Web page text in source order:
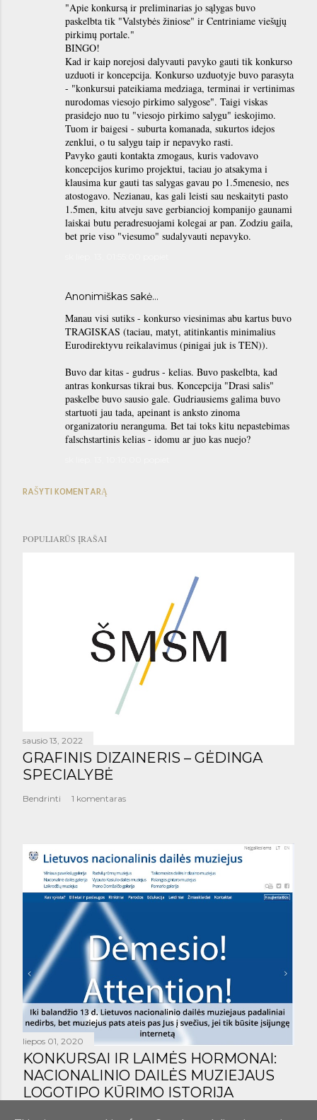
"Apie konkursą ir preliminarias jo sąlygas buvo
paskelbta tik "Valstybės žiniose" ir Centriniame viešųjų
pirkimų portale."
BINGO!
Kad ir kaip norejosi dalyvauti pavyko gauti tik konkurso
uzduoti ir koncepcija. Konkurso uzduotyje buvo parasyta
- "konkursui pateikiama medziaga, terminai ir vertinimas
nurodomas viesojo pirkimo salygose". Taigi viskas
prasidejo nuo tu "viesojo pirkimo salygu" ieskojimo.
Tuom ir baigesi - suburta komanada, sukurtos idejos
zenklui, o tu salygu taip ir nepavyko rasti.
Pavyko gauti kontakta zmogaus, kuris vadovavo
koncepcijos kurimo projektui, taciau jo atsakyma i
klausima kur gauti tas salygas gavau po 1.5menesio, nes
atostogavo. Nezianau, kas gali leisti sau neskaityti pasto
1.5men, kitu atveju save gerbiancioj kompanijo gaunami
laiskai butu peradresuojami kolegai ar pan. Zodziu gaila,
bet prie viso "viesumo" sudalyvauti nepavyko.
Anonimiškas sakė…
Manau visi sutiks - konkurso viesinimas abu kartus buvo
TRAGISKAS (taciau, matyt, atitinkantis minimalius
Eurodirektyvu reikalavimus (pinigai juk is TEN)).
Buvo dar kitas - gudrus - kelias. Buvo paskelbta, kad
antras konkursas tikrai bus. Koncepcija "Drasi salis"
paskelbe buvo sausio gale. Gudriausiems galima buvo
startuoti jau tada, apeinant is anksto zinoma
organizatoriu neranguma. Bet tai toks kitu nepastebimas
falschstartinis kelias - idomu ar juo kas nuejo?
RAŠYTI KOMENTARĄ
POPULIARŪS ĮRAŠAI
sausio 13, 2022
GRAFINIS DIZAINERIS – GĖDINGA
SPECIALYBĖ
Bendrinti 1 komentaras
liepos 01, 2020
KONKURSAI IR LAIMĖS HORMONAI:
NACIONALINIO DAILĖS MUZIEJAUS
LOGOTIPO KŪRIMO ISTORIJA